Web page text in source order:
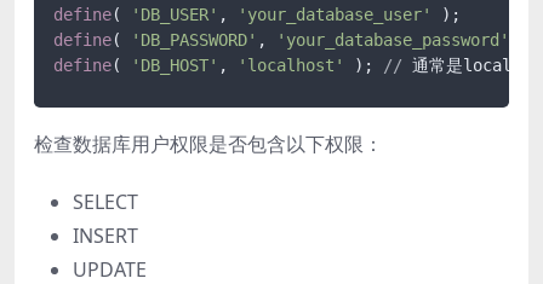
define( 'DB_USER' , 'your_database_user'
define( 'DB_PASSWORD' , 'your_database_password'
define( 'DB_HOST' , 'localhost' ); // 通常是
检查数据库用户权限是否包含以下权限：
SELECT
INSERT
UPDATE